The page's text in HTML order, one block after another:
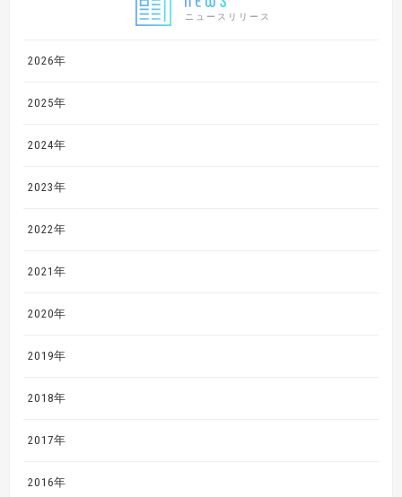
ニュースリリース
2026年
2025年
2024年
2023年
2022年
2021年
2020年
2019年
2018年
2017年
2016年